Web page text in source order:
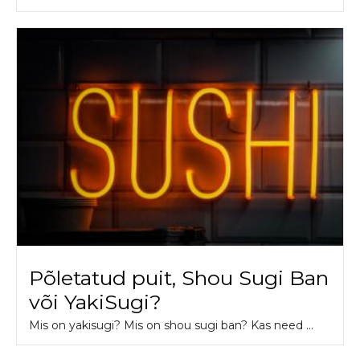
Põletatud puit, Shou Sugi Ban
või YakiSugi?
Mis on yakisugi? Mis on shou sugi ban? Kas need ...